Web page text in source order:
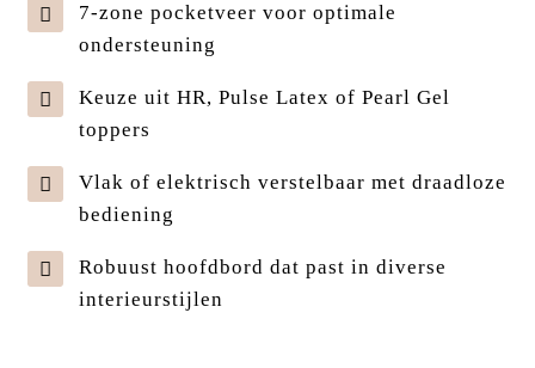
7-zone pocketveer voor optimale
ondersteuning
Keuze uit HR, Pulse Latex of Pearl Gel
toppers
Vlak of elektrisch verstelbaar met draadloze
bediening
Robuust hoofdbord dat past in diverse
interieurstijlen